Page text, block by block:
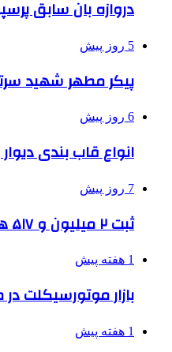
دروازه بان سابق
5 روز پیش
پیکر مطهر شهید
6 روز پیش
انواع قاب بندی
7 روز پیش
ثبت ۲ میلیون و ۵۱۷ هزار تردد در محورهای مواصلاتی همدان در ایام اربعین
1 هفته پیش
بازار موتورسیکلت
1 هفته پیش